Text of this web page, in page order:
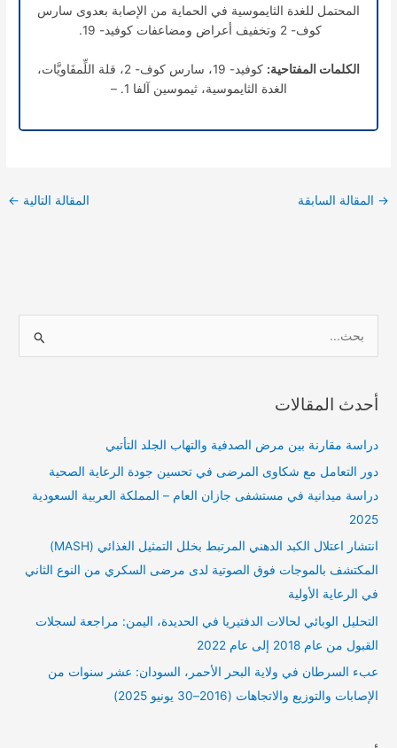
المحتمل للغدة الثايموسية في الحماية من الإصابة بعدوى سارس
كوف- 2 وتخفيف أعراض ومضاعفات كوفيد- 19.
الكلمات المفتاحية:
كوفيد- 19، سارس كوف- 2، قلة اللِّمفَاويَّات،
الغدة الثايموسية، ثيموسين آلفا 1. –
→ المقالة السابقة المقالة التالية ←
ح
ن
أحدث المقالات
دراسة مقارنة بين مرض الصدفية والتهاب الجلد التأتبي
دور التعامل مع شكاوى المرضى في تحسين جودة الرعاية الصحية
دراسة ميدانية في مستشفى جازان العام – المملكة العربية السعودية
2025
انتشار اعتلال الكبد الدهني المرتبط بخلل التمثيل الغذائي (MASH)
المكتشف بالموجات فوق الصوتية لدى مرضى السكري من النوع الثاني
في الرعاية الأولية
التحليل الوبائي لحالات الدفتيريا في الحديدة، اليمن: مراجعة لسجلات
القبول من عام 2018 إلى عام 2022
عبء السرطان في ولاية البحر الأحمر، السودان: عشر سنوات من
الإصابات والتوزيع والاتجاهات (2016–30 يونيو 2025)